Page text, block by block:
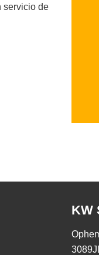
servicio de
KW